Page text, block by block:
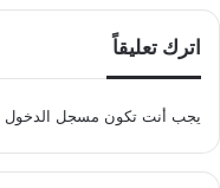
اترك تعليقاً
يجب أنت تكون مسجل الدخول